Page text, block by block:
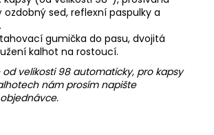
ozdobný sed, reflexní paspulky a
gumička do pasu, dvojitá
kalhot na rostoucí.
od velikosti 98 automaticky, pro kapsy
nám prosím napište